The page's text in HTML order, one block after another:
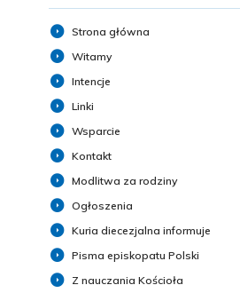
Strona główna
Witamy
Intencje
Linki
Wsparcie
Kontakt
Modlitwa za rodziny
Ogłoszenia
Kuria diecezjalna informuje
Pisma episkopatu Polski
Z nauczania Kościoła